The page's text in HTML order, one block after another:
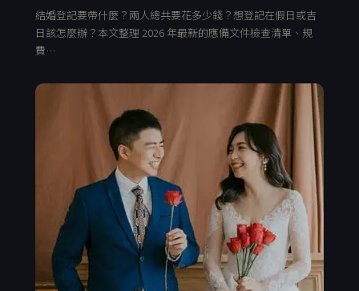
結婚登記要帶什麼？兩人總共要花多少錢？想登記在假日或吉
日該怎麼辦？本文整理 2026 年最新的應備文件檢查清單、規
費…